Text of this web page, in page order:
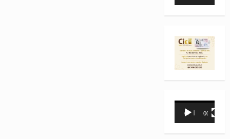
Reproductor
00:00 00:31